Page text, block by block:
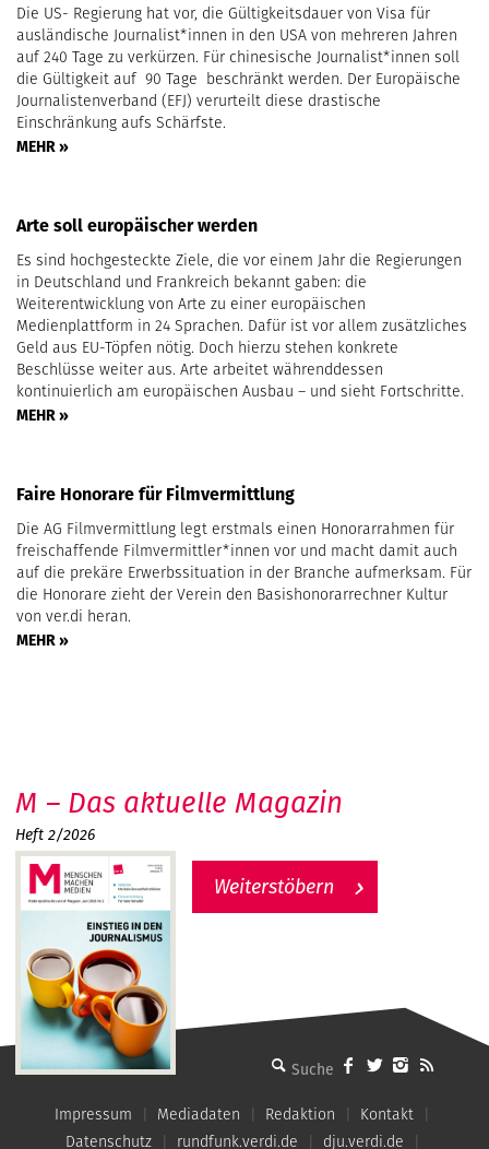
Die US- Regierung hat vor, die Gültigkeitsdauer von Visa für
ausländische Journalist*innen in den USA von mehreren Jahren
auf 240 Tage zu verkürzen. Für chinesische Journalist*innen soll
die Gültigkeit auf 90 Tage beschränkt werden. Der Europäische
Journalistenverband (EFJ) verurteilt diese drastische
Einschränkung aufs Schärfste.
MEHR »
Arte soll europäischer werden
Es sind hochgesteckte Ziele, die vor einem Jahr die Regierungen
in Deutschland und Frankreich bekannt gaben: die
Weiterentwicklung von Arte zu einer europäischen
Medienplattform in 24 Sprachen. Dafür ist vor allem zusätzliches
Geld aus EU-Töpfen nötig. Doch hierzu stehen konkrete
Beschlüsse weiter aus. Arte arbeitet währenddessen
kontinuierlich am europäischen Ausbau – und sieht Fortschritte.
MEHR »
Faire Honorare für Filmvermittlung
Die AG Filmvermittlung legt erstmals einen Honorarrahmen für
freischaffende Filmvermittler*innen vor und macht damit auch
auf die prekäre Erwerbssituation in der Branche aufmerksam. Für
die Honorare zieht der Verein den Basishonorarrechner Kultur
von ver.di heran.
MEHR »
MMM - Menschen machen Medien
M – Das aktuelle Magazin
Heft 2/2026
Weiterstöbern
Impressum Mediadaten Redaktion
Kontakt
Datenschutz
rundfunk.verdi.de dju.verdi.de